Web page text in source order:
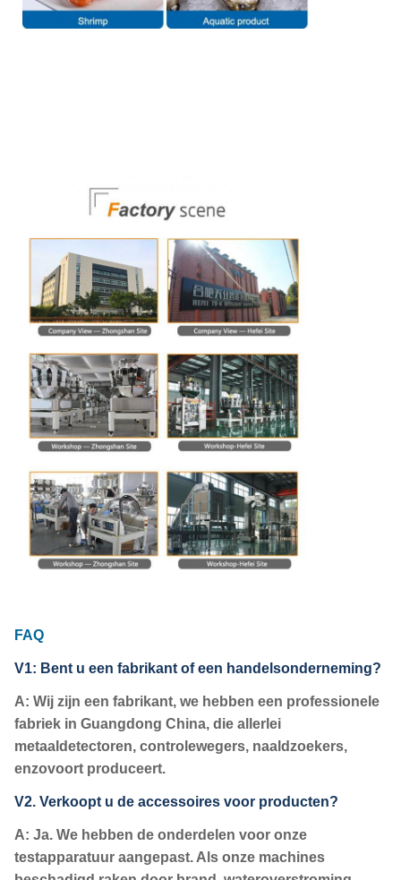
FAQ
V1: Bent u een fabrikant of een handelsonderneming?
A: Wij zijn een fabrikant, we hebben een professionele
fabriek in Guangdong China, die allerlei
metaaldetectoren, controlewegers, naaldzoekers,
enzovoort produceert.
V2. Verkoopt u de accessoires voor producten?
A: Ja. We hebben de onderdelen voor onze
testapparatuur aangepast. Als onze machines